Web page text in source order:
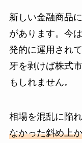
新しい金融商品
があります。今
発的に運用され
牙を剥けば株式
もしれません。
相場を混乱に陥れ
なかった斜め上